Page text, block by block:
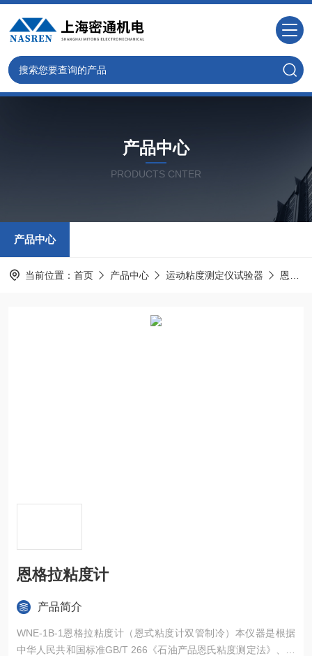
产品中心
PRODUCTS CNTER
产品中心
当前位置： 首页 产品中心 运动粘度测定仪试验器 恩氏粘度计
恩格拉粘度计
产品简介
WNE-1B-1恩格拉粘度计（恩式粘度计双管制冷）本仪器是根据
中华人民共和国标准GB/T 266《石油产品恩氏粘度测定法》、中